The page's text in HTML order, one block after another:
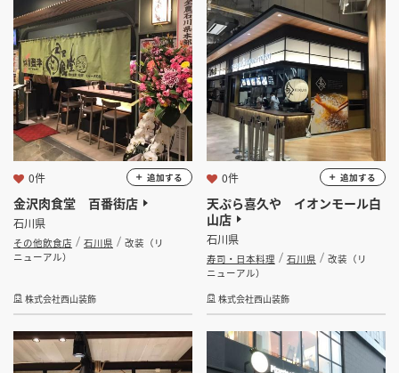
金沢肉食堂 百番街店
石川県
その他飲食店 石川県
改装（リ
ニューアル）
株式会社西山装飾
0件 追加する
天ぷら喜久や イオンモール白
山店
石川県
寿司・日本料理 石川県
改装（リ
ニューアル）
株式会社西山装飾
0件 追加する